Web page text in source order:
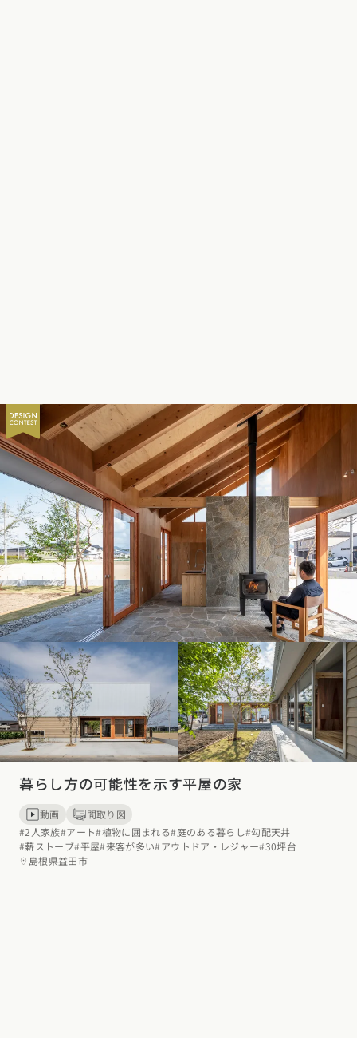
暮らし方の可能性を示す平屋の家
動画
間取り図
#2人家族#アート#植物に囲まれる#庭のある暮らし#勾配天井
#薪ストーブ#平屋#来客が多い#アウトドア・レジャー#30坪台
島根県益田市